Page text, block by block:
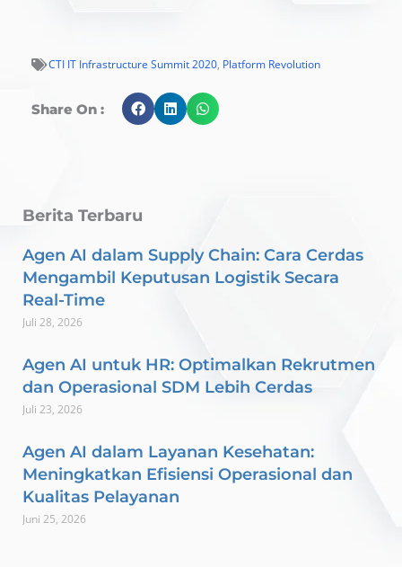
CTI IT Infrastructure Summit 2020, Platform Revolution
Share On :
Berita Terbaru
Agen AI dalam Supply Chain: Cara Cerdas
Mengambil Keputusan Logistik Secara
Real-Time
Juli 28, 2026
Agen AI untuk HR: Optimalkan Rekrutmen
dan Operasional SDM Lebih Cerdas
Juli 23, 2026
Agen AI dalam Layanan Kesehatan:
Meningkatkan Efisiensi Operasional dan
Kualitas Pelayanan
Juni 25, 2026